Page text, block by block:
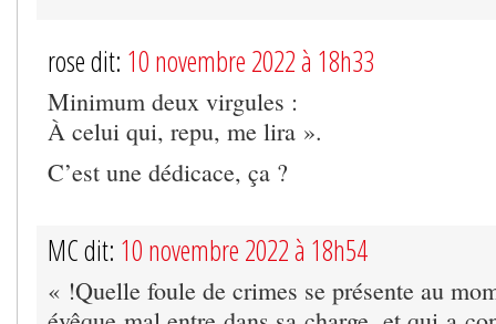
rose dit: 10 novembre 2022 à 18h33
Minimum deux virgules :
À celui qui, repu, me lira ».
C’est une dédicace, ça ?
MC dit: 10 novembre 2022 à 18h54
« !Quelle foule de crimes se présente au